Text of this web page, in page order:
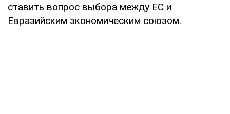
ставить вопрос выбора между ЕС и
Евразийским экономическим союзом.